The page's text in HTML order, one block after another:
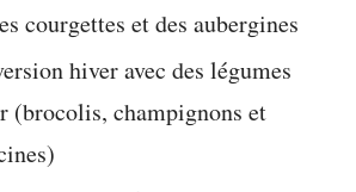
courgettes et des aubergines
hiver avec des légumes
(brocolis, champignons et